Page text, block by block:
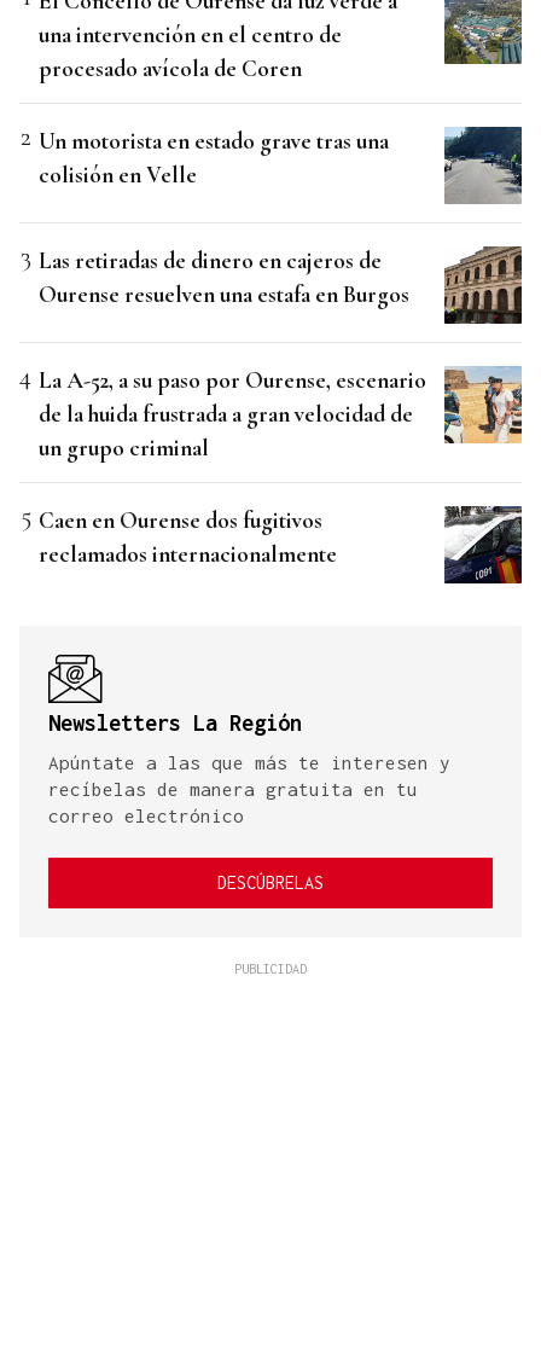
una intervención en el centro de
procesado avícola de Coren
Un motorista en estado grave tras una
colisión en Velle
Las retiradas de dinero en cajeros de
Ourense resuelven una estafa en Burgos
La A-52, a su paso por Ourense, escenario
de la huida frustrada a gran velocidad de
un grupo criminal
Caen en Ourense dos fugitivos
reclamados internacionalmente
Newsletters La Región
Apúntate a las que más te interesen y
recíbelas de manera gratuita en tu
correo electrónico
DESCÚBRELAS